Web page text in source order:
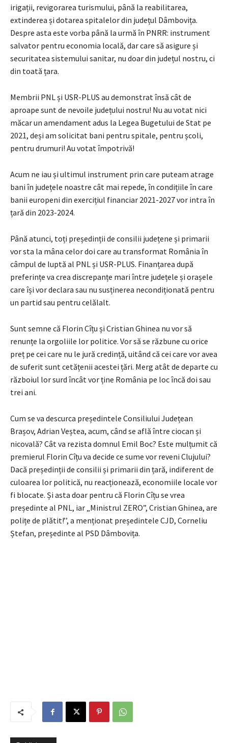
irigații, revigorarea turismului, până la reabilitarea,
extinderea și dotarea spitalelor din județul Dâmbovița.
Despre asta este vorba până la urmă în PNRR: instrument
salvator pentru economia locală, dar care să asigure și
securitatea sistemului sanitar, nu doar din județul nostru, ci
din toată țara.
Membrii PNL și USR-PLUS au demonstrat însă cât de
aproape sunt de nevoile județului nostru! Nu au votat nici
măcar un amendament adus la Legea Bugetului de Stat pe
2021, deși am solicitat bani pentru spitale, pentru școli,
pentru drumuri! Au votat împotrivă!
Acum ne iau și ultimul instrument prin care puteam atrage
bani în județele noastre cât mai repede, în condițiile în care
banii europeni din exercițiul financiar 2021-2027 vor intra în
țară din 2023-2024.
Până atunci, toți președinții de consilii județene și primarii
vor sta la mâna celor doi care au transformat România în
câmpul de luptă al PNL și USR-PLUS. Finanțarea după
preferințe va crea discrepanțe mari între județele și orașele
care își vor declara sau nu susținerea necondiționată pentru
un partid sau pentru celălalt.
Sunt semne că Florin Cîțu și Cristian Ghinea nu vor să
renunțe la orgoliile lor politice. Vor să se răzbune cu orice
preț pe cei care nu le jură credință, uitând că cei care vor avea
de suferit sunt cetățenii acestei țări. Merg atât de departe cu
războiul lor surd încât vor ține România pe loc încă doi sau
trei ani.
Cum se va descurca președintele Consiliului Județean
Brașov, Adrian Veștea, acum, când se află între ciocan și
nicovală? Cât va rezista domnul Emil Boc? Este mulțumit că
premierul Florin Cîțu va decide ce sume vor reveni Clujului?
Dacă președinții de consilii și primarii din țară, indiferent de
culoarea lor politică, nu reacționează, economiile locale vor
fi blocate. Și asta doar pentru că Florin Cîțu se vrea
președinte al PNL, iar „Ministrul ZERO”, Cristian Ghinea, are
polițe de plătit!’’, a menționat președintele CJD, Corneliu
Ștefan, președinte al PSD Dâmbovița.